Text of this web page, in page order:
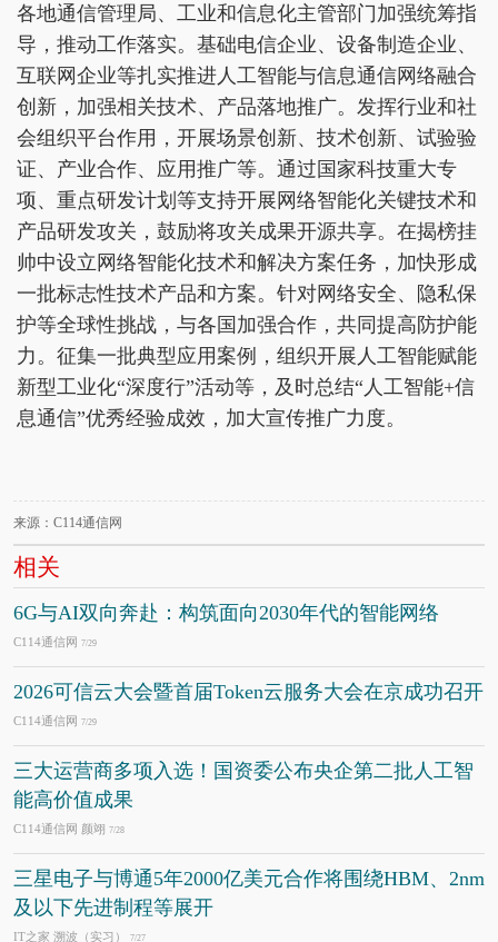
各地通信管理局、工业和信息化主管部门加强统筹指
导，推动工作落实。基础电信企业、设备制造企业、
互联网企业等扎实推进人工智能与信息通信网络融合
创新，加强相关技术、产品落地推广。发挥行业和社
会组织平台作用，开展场景创新、技术创新、试验验
证、产业合作、应用推广等。通过国家科技重大专
项、重点研发计划等支持开展网络智能化关键技术和
产品研发攻关，鼓励将攻关成果开源共享。在揭榜挂
帅中设立网络智能化技术和解决方案任务，加快形成
一批标志性技术产品和方案。针对网络安全、隐私保
护等全球性挑战，与各国加强合作，共同提高防护能
力。征集一批典型应用案例，组织开展人工智能赋能
新型工业化“深度行”活动等，及时总结“人工智能+信
息通信”优秀经验成效，加大宣传推广力度。
来源：C114通信网
相关
6G与AI双向奔赴：构筑面向2030年代的智能网络
C114通信网 7/29
2026可信云大会暨首届Token云服务大会在京成功召开
C114通信网 7/29
三大运营商多项入选！国资委公布央企第二批人工智
能高价值成果
C114通信网 颜翊 7/28
三星电子与博通5年2000亿美元合作将围绕HBM、2nm
及以下先进制程等展开
IT之家 溯波（实习） 7/27